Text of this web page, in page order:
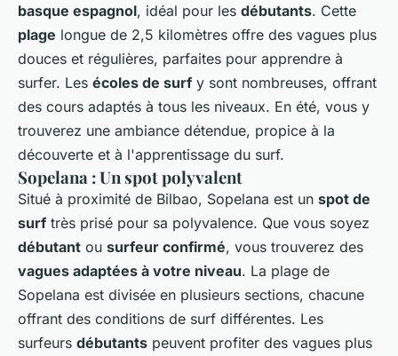
basque espagnol, idéal pour les débutants. Cette
plage longue de 2,5 kilomètres offre des vagues plus
douces et régulières, parfaites pour apprendre à
surfer. Les écoles de surf y sont nombreuses, offrant
des cours adaptés à tous les niveaux. En été, vous y
trouverez une ambiance détendue, propice à la
découverte et à l'apprentissage du surf.
Sopelana : Un spot polyvalent
Situé à proximité de Bilbao, Sopelana est un spot de
surf très prisé pour sa polyvalence. Que vous soyez
débutant ou surfeur confirmé, vous trouverez des
vagues adaptées à votre niveau. La plage de
Sopelana est divisée en plusieurs sections, chacune
offrant des conditions de surf différentes. Les
surfeurs débutants peuvent profiter des vagues plus